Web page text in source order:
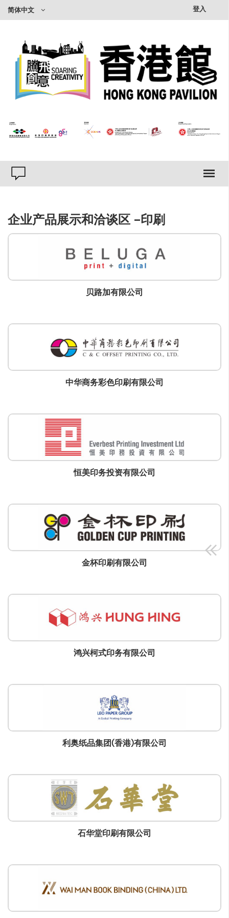
简体中文 登入×
企业产品展示和洽谈区 -印刷
贝路加有限公司
中华商务彩色印刷有限公司
恒美印务投资有限公司
金杯印刷有限公司
鸿兴柯式印务有限公司
利奥纸品集团(香港)有限公司
石华堂印刷有限公司